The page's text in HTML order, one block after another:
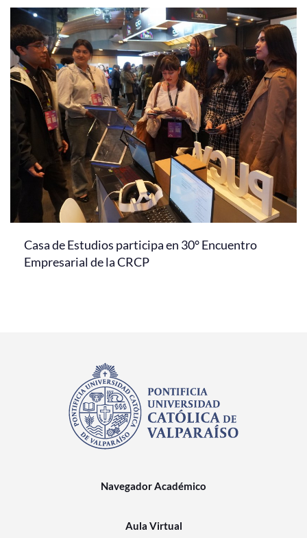
Casa de Estudios participa en 30° Encuentro
Empresarial de la CRCP
Navegador Académico
Aula Virtual